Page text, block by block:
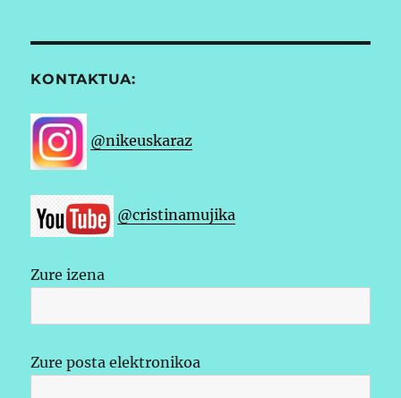
KONTAKTUA:
@nikeuskaraz
@cristinamujika
Zure izena
Zure posta elektronikoa